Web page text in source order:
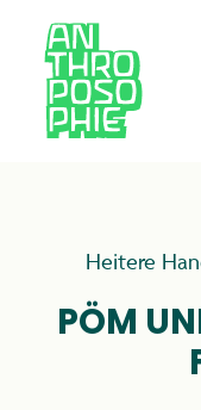
Heitere
PÖM